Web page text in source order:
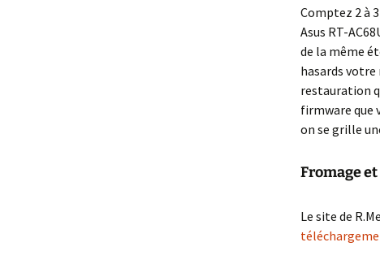
Comptez 2 à
Asus RT-
de la même
hasards votre
restauration
firmware que
on se grille
Fromage
Le site de